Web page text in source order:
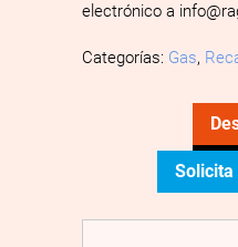
electrónico a
Categorías: Gas,
Solicita